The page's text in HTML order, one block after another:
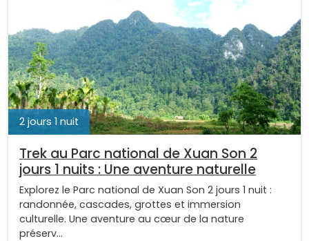
2 jours 1 nuit
Trek au Parc national de Xuan Son 2
jours 1 nuits : Une aventure naturelle
Explorez le Parc national de Xuan Son 2 jours 1 nuit :
randonnée, cascades, grottes et immersion
culturelle. Une aventure au cœur de la nature
préserv...